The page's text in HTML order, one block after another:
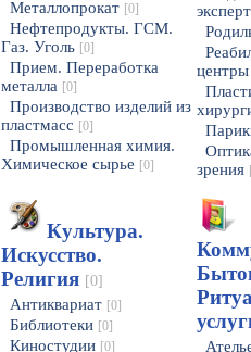
Металлопрокат [0]
Нефтепродукты. ГСМ.
Газ. Уголь [0]
Прием. Переработка
металла [0]
Производство изделий из
пластмасс [0]
Промышленная химия.
Химическое сырье [0]
зрения
Культура.
Искусство.
Религия [0]
Антиквариат [0]
Библиотеки [0]
Киностудии [0]